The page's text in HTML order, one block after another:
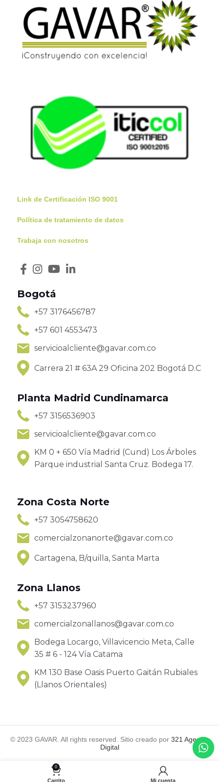
Link de Certificación ISO 9001
Política de tratamiento de datos
Trabaja con nosotros
Bogotá
+57 3176456787
+57 601 4553473
servicioalcliente@gavar.com.co
Carrera 21 # 63A 29 Oficina 202 Bogotá D.C
Planta Madrid Cundinamarca
+57 3156536903
servicioalcliente@gavar.com.co
KM 0 + 650 Vía Madrid (Cund) Los Árboles
Parque industrial Santa Cruz. Bodega 17.
Zona Costa Norte
+57 3054758620
comercialzonanorte@gavar.com.co
Cartagena, B/quilla, Santa Marta
Zona Llanos
+57 3153237960
comercialzonallanos@gavar.com.co
Bodega Locargo, Villavicencio Meta, Calle
35 # 6 - 124 Vía Catama
KM 130 Base Oasis Puerto Gaitán Rubiales
(Llanos Orientales)
© 2023 GAVAR. All rights reserved. Sitio creado por 321 Agencia
Digital
0
Carrito Mi cuenta